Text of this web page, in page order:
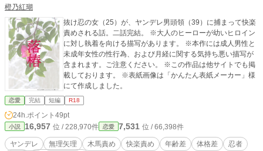
橙乃紅瑚
抜け忍の女（25）が、ヤンデレ男頭領（39）に捕まって快楽
責めされる話。二話完結。 ※大人のヒーローが幼いヒロイン
に対し執着を向ける描写があります。 ※本作には成人男性と
未成年女性の性行為、および月経に関する気持ち悪い描写が
含まれます。ご注意ください。 ※この作品は他サイトでも掲
載しております。 ※表紙画像は「かんたん表紙メーカー」様
にて作成しました。
恋愛 完結 短編 R18
24h.ポイント 49pt
小説 16,957 位 / 228,970件 恋愛 7,531 位 / 66,398件
ヤンデレ 無理矢理 木馬責め 快楽責め 年齢差 体格差
忍者